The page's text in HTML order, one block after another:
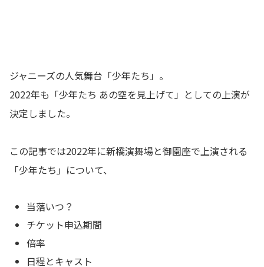
ジャニーズの人気舞台「少年たち」。
2022年も「少年たち あの空を見上げて」としての上演が
決定しました。
この記事では2022年に新橋演舞場と御園座で上演される
「少年たち」について、
当落いつ？
チケット申込期間
倍率
日程とキャスト